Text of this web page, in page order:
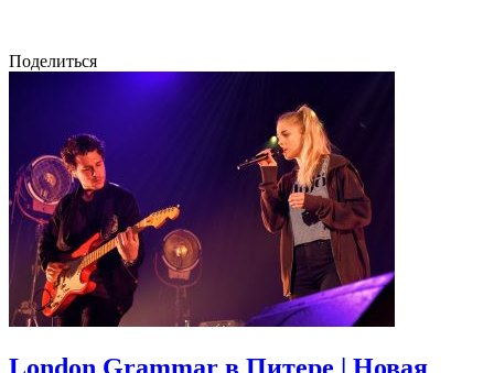
Поделиться
London Grammar в Питере | Новая